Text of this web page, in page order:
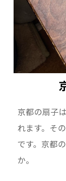
京都の扇子
れます。そ
です。京都
か。